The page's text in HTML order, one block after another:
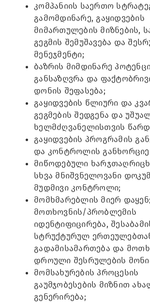
კომპანიის საერთო
გამომდინარე, გაყიდვების
მიმართულების მიზნების,
გეგმის შემუშავება და
მენეჯმენტი;
ბაზრის მიმდინარე
განსაზღვრა და
დონის შეფასება;
გაყიდვების წლიური და
გეგმების შედგენა და
ხელმძღვანელისთვის
გაყიდვების პროგრამის
და კონტროლის
მიწოდებული
სხვა მნიშვნელოვანი
მუდმივი კონტროლი;
მომხმარებლის მიერ
მოთხოვნის/პრობლემის
იდენტიფიცირება,
სტრუქტურულ
გადამისამართება და
დროული შესრულების
მომსახურების პროცესის
გაუმჯობესების მიზნით
გენერირება;